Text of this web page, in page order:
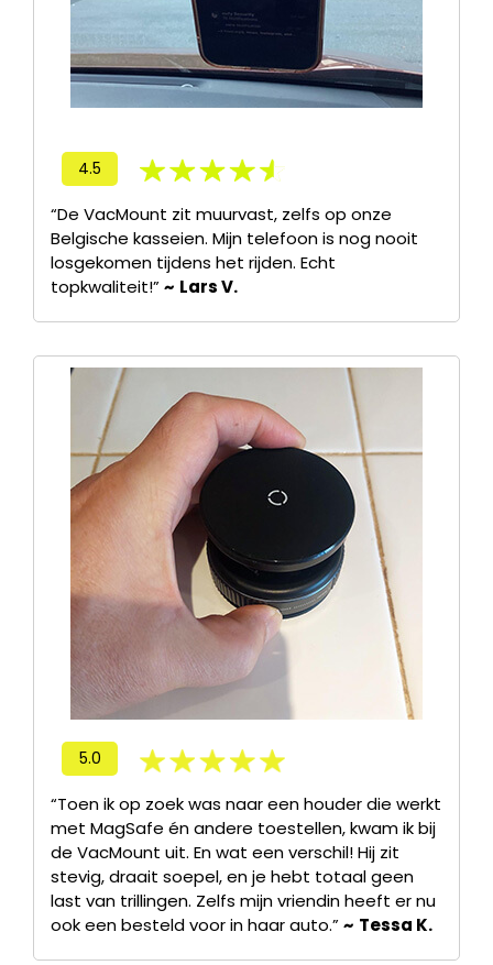
4.5
“De VacMount zit muurvast, zelfs op onze
Belgische kasseien. Mijn telefoon is nog nooit
losgekomen tijdens het rijden. Echt
topkwaliteit!”~ Lars V.
5.0
“Toen ik op zoek was naar een houder die werkt
met MagSafe én andere toestellen, kwam ik bij
de VacMount uit. En wat een verschil! Hij zit
stevig, draait soepel, en je hebt totaal geen
last van trillingen. Zelfs mijn vriendin heeft er nu
ook een besteld voor in haar auto.”~ Tessa K.